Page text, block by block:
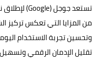
من المزايا التي تعكس تركيز
وتحسين تجربة الاستخدام
تقليل الإدمان الرقمي